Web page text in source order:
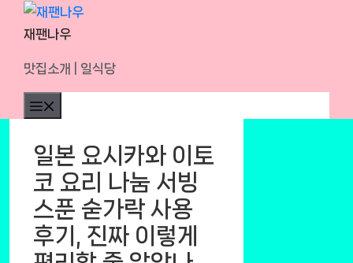
Skip
재팬나우
맛집소개 | 일식당
일본 요시카와 이토
코 요리 나눔 서빙
스푼 숟가락 사용
후기, 진짜 이렇게